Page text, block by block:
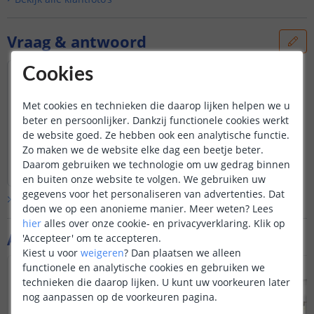
Aanvullende producten
VOORDEELSET
Vraag & antwoord
Hoe kan je deze lampen resetten?
U kunt de lampen verwijderen uit de
app. Vervolgens kunt u deze opnieuw
koppelen. De lamp staat zelf nog niet in
koppelingsmodus en is hierdoor niet
automatisch vindbaar. Om delamp in
koppelingsmodus te krijgen kunt u 5
tot 10x de stroom op en af de lamp
zetten met een tussenpauze van 2
seconde per handeling tot de ledstrip
gaat knipperen. Wanneer u hierna
binnen 30 seconden naar een nieuwe
lamp zoekt, zult u deze vinden.
Bekijk hele antwoord
Door Louise op dinsdag 12 november 2024
Bekijk alle Vraag & antwoord
Cookies
Met cookies en technieken die daarop lijken helpen we u
beter en persoonlijker. Dankzij functionele cookies werkt
de website goed. Ze hebben ook een analytische functie.
Zo maken we de website elke dag een beetje beter.
Daarom gebruiken we technologie om uw gedrag binnen
en buiten onze website te volgen. We gebruiken uw
gegevens voor het personaliseren van advertenties. Dat
doen we op een anonieme manier. Meer weten? Lees
hier alles over onze cookie- en privacyverklaring. Klik op
'Accepteer' om te accepteren.
Kiest u voor weigeren? Dan plaatsen we alleen
functionele en analytische cookies en gebruiken we
technieken die daarop lijken. U kunt uw voorkeuren later
nog aanpassen op de voorkeuren pagina.